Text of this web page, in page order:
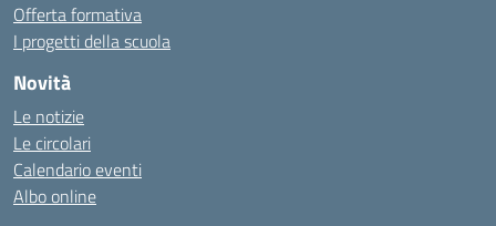
Offerta formativa
I progetti della scuola
Novità
Le notizie
Le circolari
Calendario eventi
Albo online